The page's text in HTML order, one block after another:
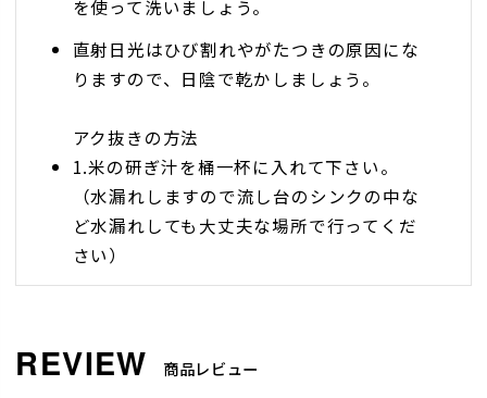
を使って洗いましょう。
直射日光はひび割れやがたつきの原因にな
りますので、日陰で乾かしましょう。
アク抜きの方法
1.米の研ぎ汁を桶一杯に入れて下さい。
（水漏れしますので流し台のシンクの中な
ど水漏れしても大丈夫な場所で行ってくだ
さい）
痛むので長時間放置しない）
商品レビュー